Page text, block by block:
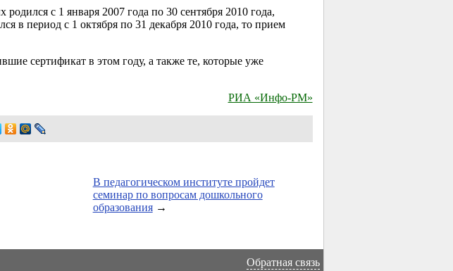
с 1 января 2007 года по 30 сентября 2010 года,
в период с 1 октября по 31 декабря 2010 года, то прием
сертификат в этом году, а также те, которые уже
РИА «Инфо-РМ»
В педагогическом институте пройдет
семинар по вопросам дошкольного
образования→
Обратная связь